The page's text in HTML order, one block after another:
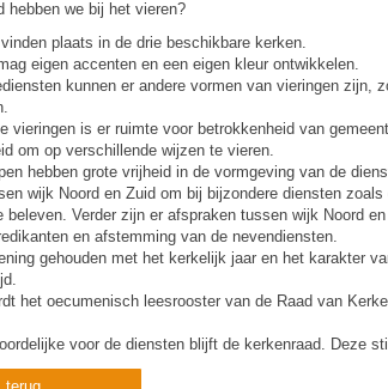
hebben we bij het vieren?
plaats in de drie beschikbare kerken.
eigen accenten en een eigen kleur ontwikkelen.
kunnen er andere vormen van vieringen zijn,
vieringen is er ruimte voor betrokkenheid van
om op verschillende wijzen te vieren.
hebben grote vrijheid in de vormgeving van de
wijk Noord en Zuid om bij bijzondere diensten
beleven. Verder zijn er afspraken tussen wijk Noord
en afstemming van de nevendiensten.
gehouden met het kerkelijk jaar en het karakter
het oecumenisch leesrooster van de Raad van
voor de diensten blijft de kerkenraad. Deze